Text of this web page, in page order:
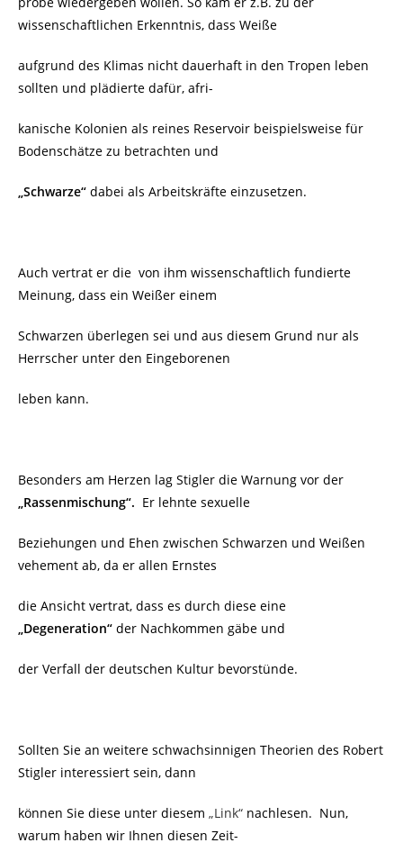
wissenschaftlichen Erkenntnis, dass Weiße
aufgrund des Klimas nicht dauerhaft in den Tropen leben
sollten und plädierte dafür, afri-
kanische Kolonien als reines Reservoir beispielsweise für
Bodenschätze zu betrachten und
„Schwarze“ dabei als Arbeitskräfte einzusetzen.
Auch vertrat er die von ihm wissenschaftlich fundierte
Meinung, dass ein Weißer einem
Schwarzen überlegen sei und aus diesem Grund nur als
Herrscher unter den Eingeborenen
leben kann.
Besonders am Herzen lag Stigler die Warnung vor der
„Rassenmischung“. Er lehnte sexuelle
Beziehungen und Ehen zwischen Schwarzen und Weißen
vehement ab, da er allen Ernstes
die Ansicht vertrat, dass es durch diese eine
„Degeneration“ der Nachkommen gäbe und
der Verfall der deutschen Kultur bevorstünde.
Sollten Sie an weitere schwachsinnigen Theorien des Robert
Stigler interessiert sein, dann
können Sie diese unter diesem „Link“ nachlesen. Nun,
warum haben wir Ihnen diesen Zeit-